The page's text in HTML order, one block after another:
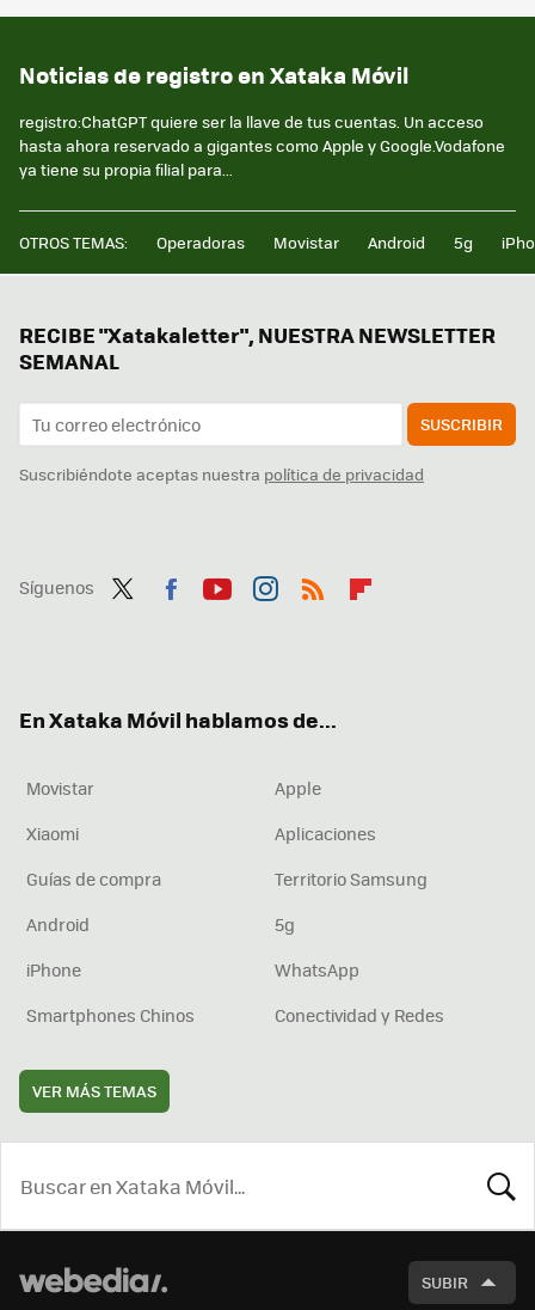
Noticias de registro en Xataka Móvil
registro:ChatGPT quiere ser la llave de tus cuentas. Un acceso
hasta ahora reservado a gigantes como Apple y Google.Vodafone
ya tiene su propia filial para...
OTROS TEMAS: Operadoras Movistar Android 5g
RECIBE "Xatakaletter", NUESTRA NEWSLETTER
SEMANAL
SUSCRIBIR
Suscribiéndote aceptas nuestra política de privacidad
Síguenos
En Xataka Móvil hablamos de...
Movistar
Apple
Xiaomi
Aplicaciones
Guías de compra
Territorio Samsung
Android
5g
iPhone
WhatsApp
Smartphones Chinos
Conectividad y Redes
VER MÁS TEMAS
SUBIR